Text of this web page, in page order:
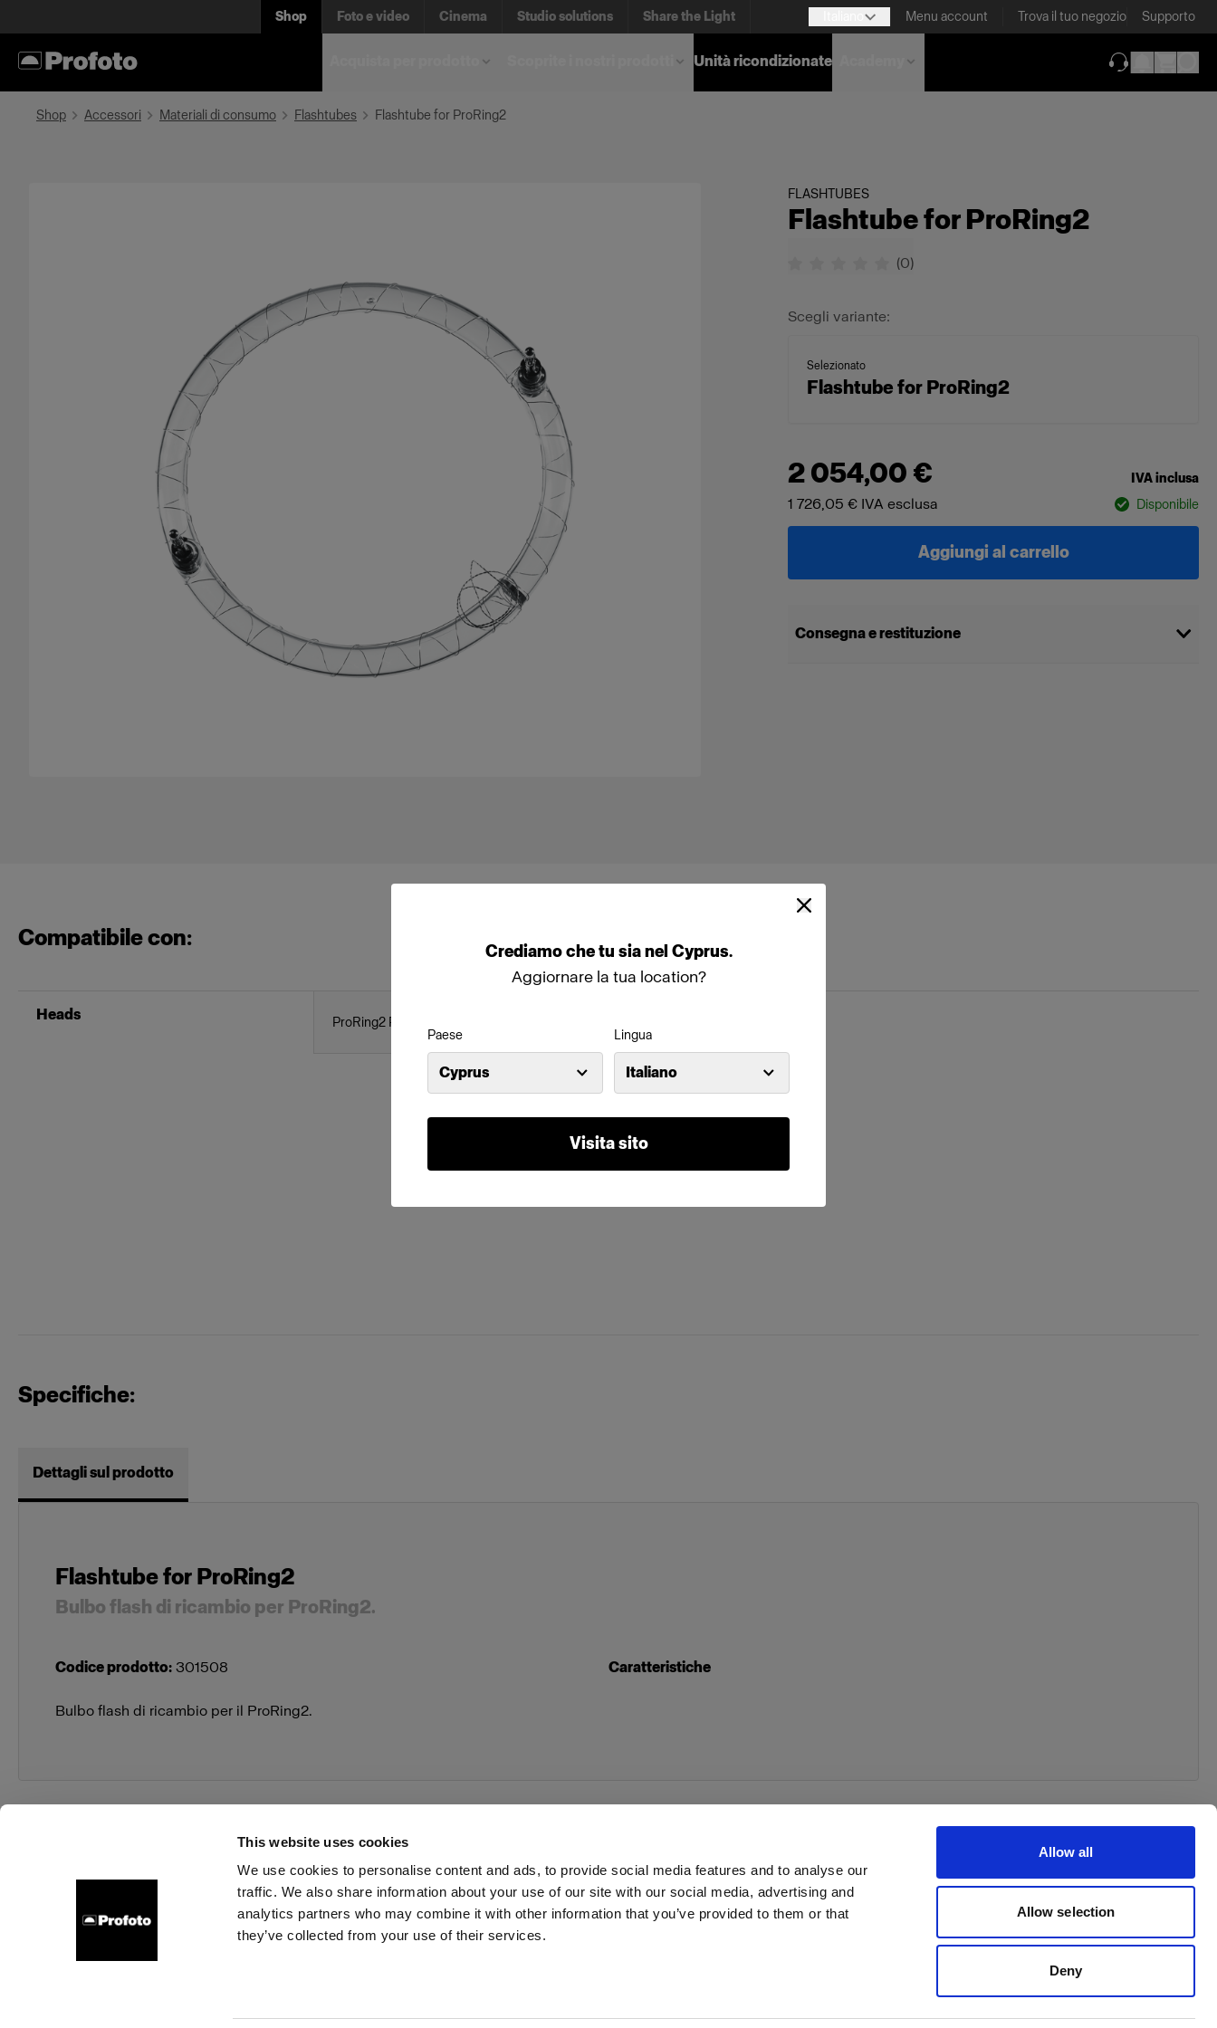
This website uses cookies
We use cookies to personalise content and ads, to provide social media features and to analyse our
traffic. We also share information about your use of our site with our social media, advertising and
analytics partners who may combine it with other information that you’ve provided to them or that
they’ve collected from your use of their services.
Allow all
Allow selection
Deny
Crediamochetu sianel Cyprus.
Aggiornare la tua location?
Paese
Cyprus
Lingua
Italiano
Visita sito
Shop Foto e video Cinema Studio solutions Share the Light Menu account Trova il tuo negozio Supporto
Unità ricondizionate
Shop Accessori Materiali di consumo Flashtubes Flashtube for ProRing2
FLASHTUBES
Flashtube for ProRing2
(0)
Scegli variante:
Selezionato
Flashtube for ProRing2
2 054,00 € IVA inclusa
1 726,05 € IVA esclusa Disponibile
Aggiungi al carrello
Consegna e restituzione
Compatibile con:
Heads ProRing2 Plus
Specifiche:
Dettagli sul prodotto
Flashtube for ProRing2
Bulbo flash di ricambio per ProRing2.
Codice prodotto: 301508
Bulbo flash di ricambio per il ProRing2.
Caratteristiche
Chi siamo Contatti Assistenza Opportunità di lavoro Stampa Investitori Share the Light Withdrawal your order